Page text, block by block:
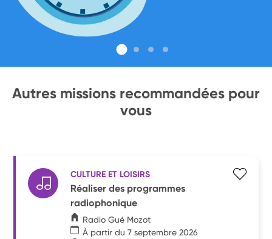
Autres missions recommandées pour
vous
CULTURE ET LOISIRS
Réaliser des programmes
radiophonique
Radio Gué Mozot
À partir du 7 septembre 2026